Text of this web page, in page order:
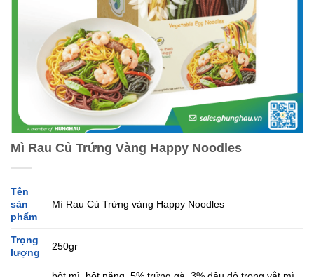
Mì Rau Củ Trứng Vàng Happy Noodles
Tên
sản
phẩm
Mì Rau Củ Trứng vàng Happy Noodles
Trọng
lượng
250gr